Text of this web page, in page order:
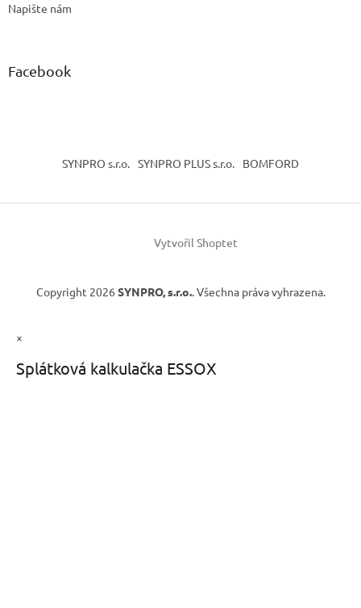
Napište nám
Facebook
SYNPRO s.r.o. SYNPRO PLUS s.r.o. BOMFORD
Vytvořil Shoptet
Copyright 2026 SYNPRO, s.r.o.. Všechna práva vyhrazena.
×
Splátková kalkulačka ESSOX